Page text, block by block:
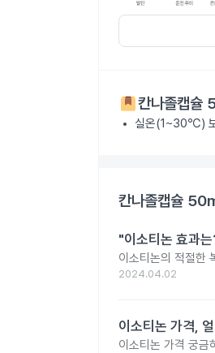
칸나졸캡슐
실온(1~30℃)
칸나졸캡슐
"이소티논 효과
이소티논의 적절한
2024.04.02
이소티논 가격,
이소티논 가격 궁금